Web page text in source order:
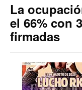
La
el 66% con
firmadas